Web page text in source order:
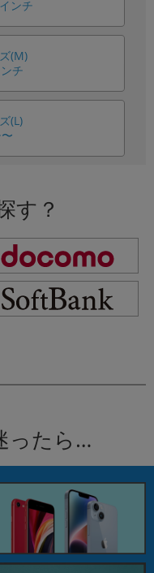
ンチ
(M)
チ
(L)
す？
ったら…